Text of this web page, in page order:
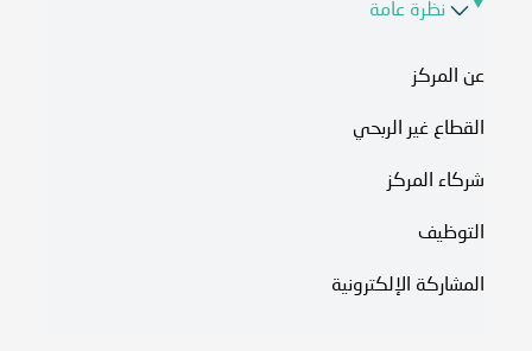
نظرة عامة
عن المركز
القطاع غير الربحي
شركاء المركز
التوظيف
المشاركة الإلكترونية